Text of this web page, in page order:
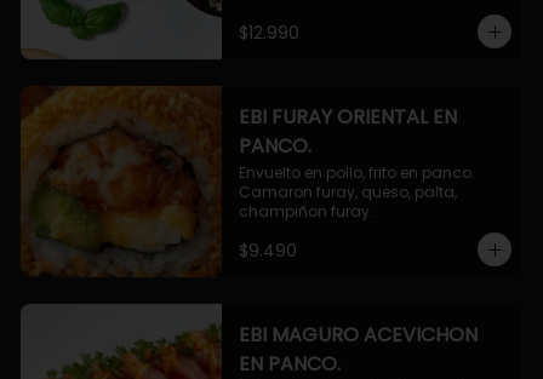
$12.990
EBI FURAY ORIENTAL EN
PANCO.
Envuelto en pollo, frito en panco.
Camaron furay, queso, palta,
champiñon furay.
$9.490
EBI MAGURO ACEVICHON
EN PANCO.